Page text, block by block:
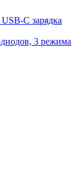
С зарядка
3 режима